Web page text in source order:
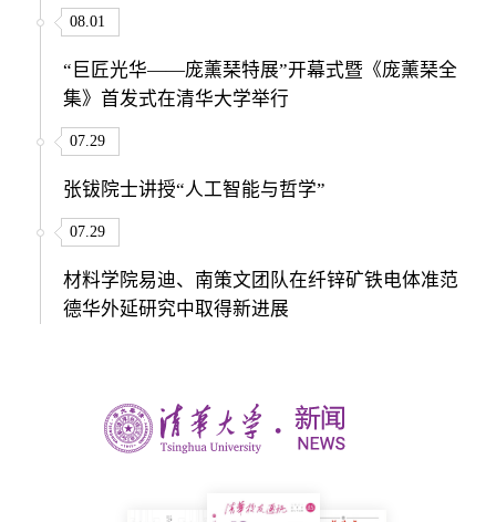
08.01
“巨匠光华——庞薰琹特展”开幕式暨《庞薰琹全
集》首发式在清华大学举行
07.29
张钹院士讲授“人工智能与哲学”
07.29
材料学院易迪、南策文团队在纤锌矿铁电体准范
德华外延研究中取得新进展